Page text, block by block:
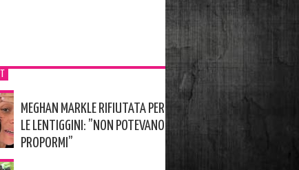
MEGHAN MARKLE RIFIUTATA PER
LE LENTIGGINI: ”NON POTEVANO
PROPORMI”